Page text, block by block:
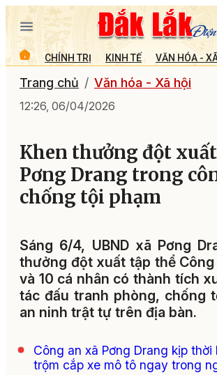
CHÍNH TRỊ KINH TẾ VĂN HÓA -
Trang chủ Văn hóa - Xã hội
12:26, 06/04/2026
Khen thưởng đột
Pơng Drang trong
chống tội phạm
Sáng 6/4, UBND xã Pơng
thưởng đột xuất tập thể Công
và 10 cá nhân có thành tích
tác đấu tranh phòng, chống
an ninh trật tự trên địa bàn.
Công an xã Pơng Drang kịp
trộm cắp xe mô tô ngay trong